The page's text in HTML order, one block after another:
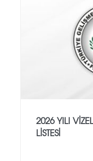
2026 YILI
LİSTESİ